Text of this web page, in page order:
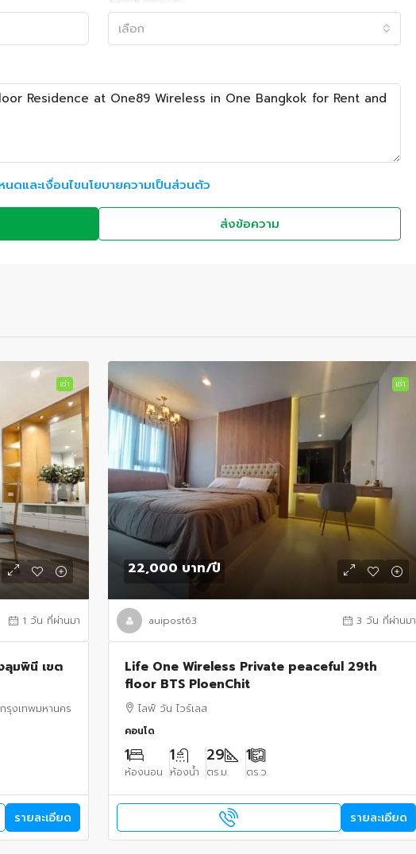
เลือก
นดและเงื่อนไขนโยบายความเป็นส่วนตัว
ส่งข้อความ
เช่า
1 วัน ที่ผ่านมา
ลุมพินี เขต
งเทพมหานคร
รายละเอียด
เช่า
22,000 บาท/ปี
auipost63 3 วัน ที่ผ่านมา
Life One Wireless Private peaceful 29th
floor BTS PloenChit
ไลฟ์ วัน ไวร์เลส
คอนโด
1
ห้องนอน
1
ห้องน้ำ
29
ตร.ม.
1
ตร.ว.
รายละเอียด